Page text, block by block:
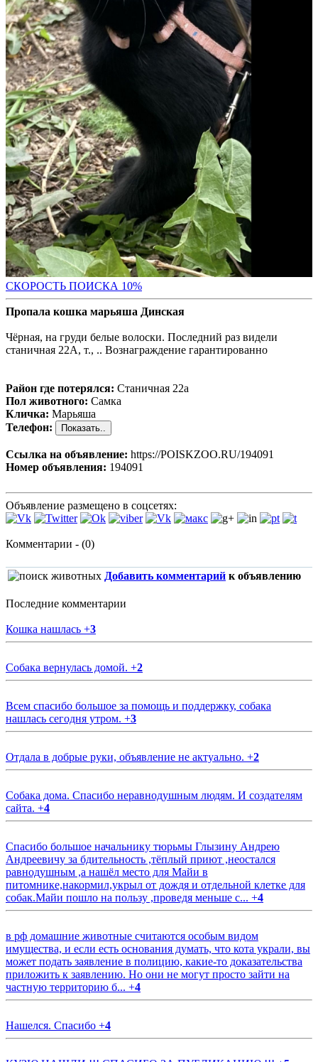
СКОРОСТЬ ПОИСКА 10%
Пропала кошка марьяша Динская
Чёрная, на груди белые волоски. Последний раз видели
станичная 22А, т., .. Вознаграждение гарантированно
Район где потерялся: Станичная 22а
Пол животного: Самка
Кличка: Марьяша
Телефон:
Ссылка на объявление: https://POISKZOO.RU/194091
Номер объявления: 194091
Объявление размещено в соцсетях:
Комментарии - (0)
Добавить комментарий к объявлению
Последние комментарии
Кошка нашлась +3
Собака вернулась домой. +2
Всем спасибо большое за помощь и поддержку, собака
нашлась сегодня утром. +3
Отдала в добрые руки, объявление не актуально. +2
Собака дома. Спасибо неравнодушным людям. И создателям
сайта. +4
Спасибо большое начальнику тюрьмы Глызину Андрею
Андреевичу за бдительность ,тёплый приют ,неостался
равнодушным ,а нашёл место для Майи в
питомнике,накормил,укрыл от дождя и отдельной клетке для
собак.Майи пошло на пользу ,проведя меньше с... +4
в рф домашние животные считаются особым видом
имущества, и если есть основания думать, что кота украли, вы
может подать заявление в полицию, какие-то доказательства
приложить к заявлению. Но они не могут просто зайти на
частную территорию б... +4
Нашелся. Спасибо +4